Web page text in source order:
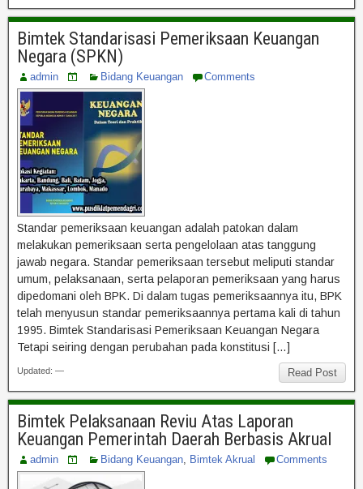
Bimtek Standarisasi Pemeriksaan Keuangan
Negara (SPKN)
admin Bidang Keuangan Comments
Standar pemeriksaan keuangan adalah patokan dalam
melakukan pemeriksaan serta pengelolaan atas tanggung
jawab negara. Standar pemeriksaan tersebut meliputi standar
umum, pelaksanaan, serta pelaporan pemeriksaan yang harus
dipedomani oleh BPK. Di dalam tugas pemeriksaannya itu, BPK
telah menyusun standar pemeriksaannya pertama kali di tahun
1995. Bimtek Standarisasi Pemeriksaan Keuangan Negara
Tetapi seiring dengan perubahan pada konstitusi […]
Read Post
Updated: —
Bimtek Pelaksanaan Reviu Atas Laporan
Keuangan Pemerintah Daerah Berbasis Akrual
admin Bidang Keuangan, Bimtek Akrual Comments